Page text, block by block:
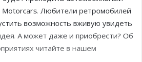
Motorcars. Любители ретромобилей
возможность вживую увидеть
А может даже и приобрести? Об
читайте в нашем